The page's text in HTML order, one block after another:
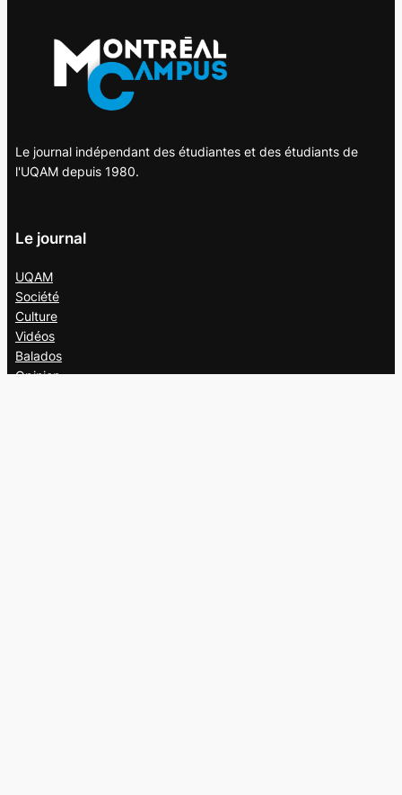
Le journal indépendant des étudiantes et des étudiants de
l'UQAM depuis 1980.
Le journal
UQAM
Société
Culture
Vidéos
Balados
Opinion